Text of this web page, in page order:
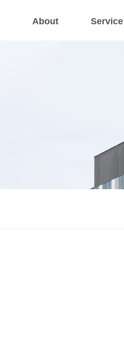
About Service